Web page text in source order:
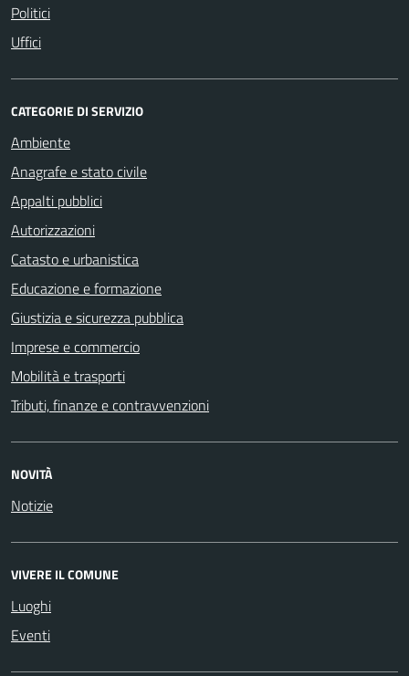
Politici
Uffici
CATEGORIE DI SERVIZIO
Ambiente
Anagrafe e stato civile
Appalti pubblici
Autorizzazioni
Catasto e urbanistica
Educazione e formazione
Giustizia e sicurezza pubblica
Imprese e commercio
Mobilità e trasporti
Tributi, finanze e contravvenzioni
NOVITÀ
Notizie
VIVERE IL COMUNE
Luoghi
Eventi